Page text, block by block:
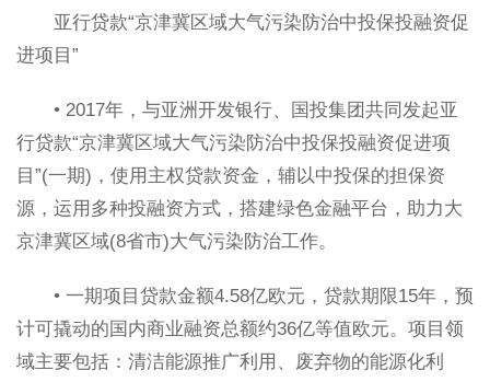
亚行贷款“京津冀区域大气污染防治中投保投融资促
进项目”
• 2017年，与亚洲开发银行、国投集团共同发起亚
行贷款“京津冀区域大气污染防治中投保投融资促进项
目”(一期)，使用主权贷款资金，辅以中投保的担保资
源，运用多种投融资方式，搭建绿色金融平台，助力大
京津冀区域(8省市)大气污染防治工作。
• 一期项目贷款金额4.58亿欧元，贷款期限15年，预
计可撬动的国内商业融资总额约36亿等值欧元。项目领
域主要包括：清洁能源推广利用、废弃物的能源化利